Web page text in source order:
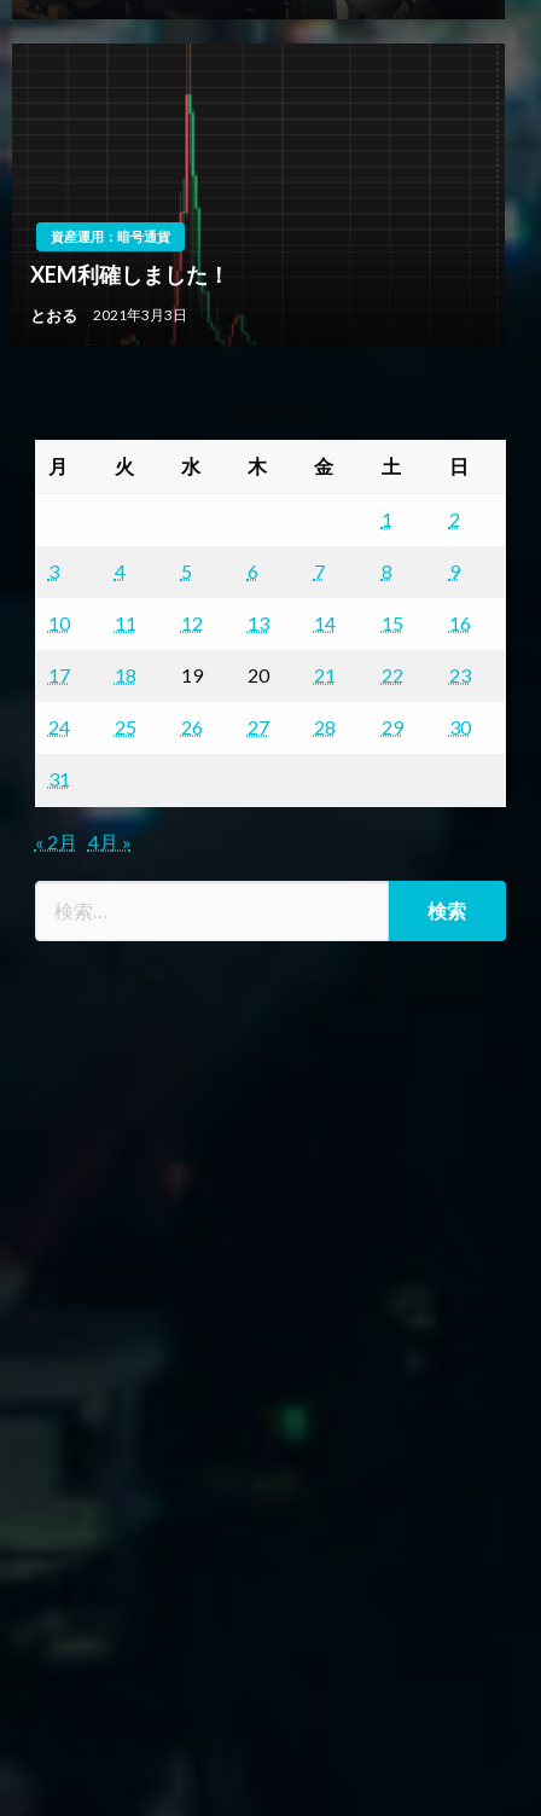
資産運用：暗号通貨
XEM利確しました！
とおる 2021年3月3日
月 火 水 木 金 土 日
1 2
3 4 5 6 7 8 9
10 11 12 13 14 15 16
17 18 19 20 21 22 23
24 25 26 27 28 29 30
31
« 2月 4月 »